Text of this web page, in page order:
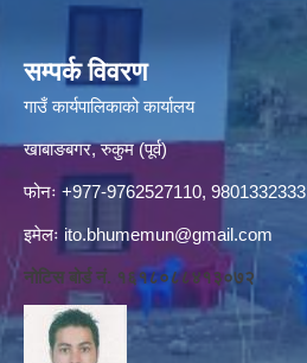
सम्पर्क विवरण
गाउँ कार्यपालिकाको कार्यालय
खाबाङबगर, रुकुम (पूर्व)
फोनः +977-9762527110, 9801332333
इमेलः ito.bhumemun@gmail.com
नोटिस बोर्ड नं. १६१८०८८४१३०७२